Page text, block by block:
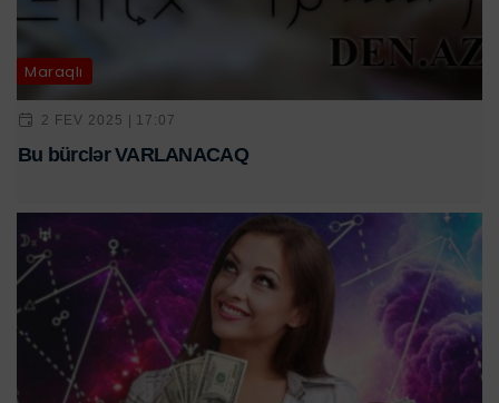
Maraqlı
2 FEV 2025 | 17:07
Bu bürclər VARLANACAQ